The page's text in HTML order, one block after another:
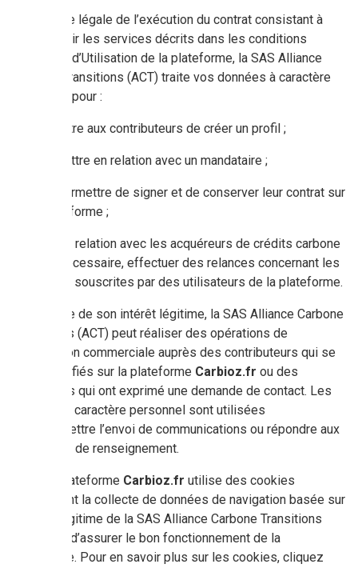
Sur la base légale de l’exécution du contrat consistant à
vous fournir les services décrits dans les conditions
générales d’Utilisation de la plateforme, la SAS Alliance
Carbone Transitions (ACT) traite vos données à caractère
personnel pour :
permettre aux contributeurs de créer un profil ;
Les mettre en relation avec un mandataire ;
Leur permettre de signer et de conserver leur contrat sur
la plateforme ;
Gérer la relation avec les acquéreurs de crédits carbone
et, si nécessaire, effectuer des relances concernant les
options souscrites par des utilisateurs de la plateforme.
Sur la base de son intérêt légitime, la SAS Alliance Carbone
Transitions (ACT) peut réaliser des opérations de
prospection commerciale auprès des contributeurs qui se
sont identifiés sur la plateforme Carbioz.fr ou des
utilisateurs qui ont exprimé une demande de contact. Les
données à caractère personnel sont utilisées
pour permettre l’envoi de communications ou répondre aux
demandes de renseignement.
Enfin, la plateforme Carbioz.fr utilise des cookies
nécessitant la collecte de données de navigation basée sur
l’intérêt légitime de la SAS Alliance Carbone Transitions
(ACT) afin d’assurer le bon fonctionnement de la
plateforme. Pour en savoir plus sur les cookies, cliquez